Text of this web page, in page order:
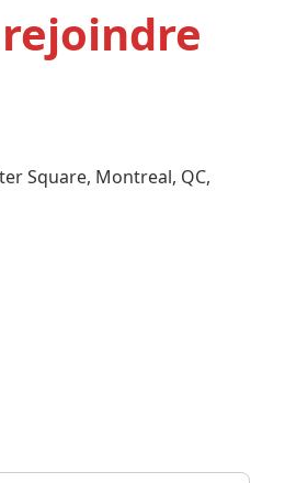
Square, Montreal, QC,